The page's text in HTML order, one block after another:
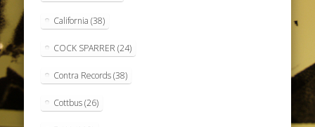
California (38)
COCK SPARRER (24)
Contra Records(38)
Cottbus(26)